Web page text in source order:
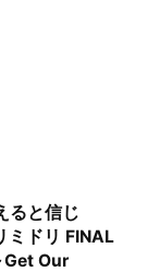
ると信じ
ミドリ FINAL
Get Our